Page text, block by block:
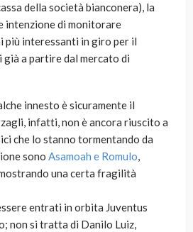
della società bianconera), la
intenzione di monitorare
più interessanti in giro per il
a partire dal mercato di
innesto è sicuramente il
infatti, non è ancora riuscito a
che lo stanno tormentando da
sono Asamoah e Romulo,
una certa fragilità
entrati in orbita Juventus
non si tratta di Danilo Luiz,